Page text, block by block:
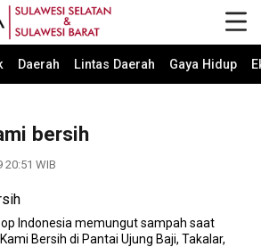
Daerah Lintas Daerah Gaya Hidup
bersih
20:51 WIB
Indonesia memungut sampah saat
Bersih di Pantai Ujung Baji, Takalar,